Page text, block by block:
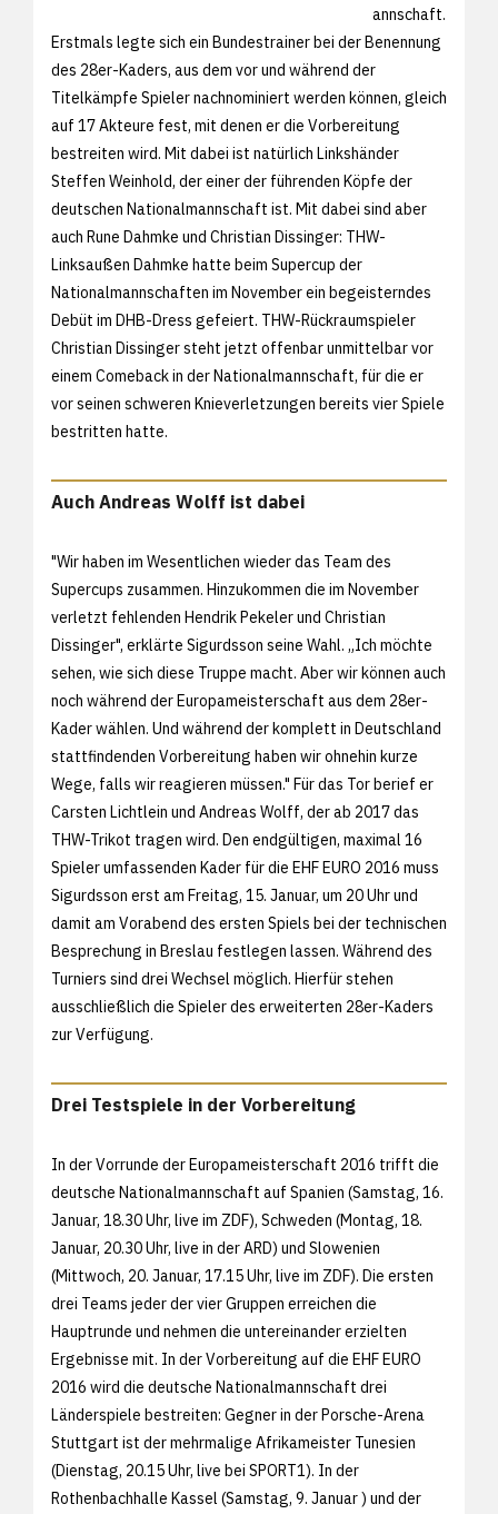
annschaft.
Erstmals legte sich ein Bundestrainer bei der Benennung
des 28er-Kaders, aus dem vor und während der
Titelkämpfe Spieler nachnominiert werden können, gleich
auf 17 Akteure fest, mit denen er die Vorbereitung
bestreiten wird. Mit dabei ist natürlich Linkshänder
Steffen Weinhold, der einer der führenden Köpfe der
deutschen Nationalmannschaft ist. Mit dabei sind aber
auch Rune Dahmke und Christian Dissinger: THW-
Linksaußen Dahmke hatte beim Supercup der
Nationalmannschaften im November ein begeisterndes
Debüt im DHB-Dress gefeiert. THW-Rückraumspieler
Christian Dissinger steht jetzt offenbar unmittelbar vor
einem Comeback in der Nationalmannschaft, für die er
vor seinen schweren Knieverletzungen bereits vier Spiele
bestritten hatte.
Auch Andreas Wolff ist dabei
"Wir haben im Wesentlichen wieder das Team des
Supercups zusammen. Hinzukommen die im November
verletzt fehlenden Hendrik Pekeler und Christian
Dissinger", erklärte Sigurdsson seine Wahl. „Ich möchte
sehen, wie sich diese Truppe macht. Aber wir können auch
noch während der Europameisterschaft aus dem 28er-
Kader wählen. Und während der komplett in Deutschland
stattfindenden Vorbereitung haben wir ohnehin kurze
Wege, falls wir reagieren müssen." Für das Tor berief er
Carsten Lichtlein und Andreas Wolff, der ab 2017 das
THW-Trikot tragen wird. Den endgültigen, maximal 16
Spieler umfassenden Kader für die EHF EURO 2016 muss
Sigurdsson erst am Freitag, 15. Januar, um 20 Uhr und
damit am Vorabend des ersten Spiels bei der technischen
Besprechung in Breslau festlegen lassen. Während des
Turniers sind drei Wechsel möglich. Hierfür stehen
ausschließlich die Spieler des erweiterten 28er-Kaders
zur Verfügung.
Drei Testspiele in der Vorbereitung
In der Vorrunde der Europameisterschaft 2016 trifft die
deutsche Nationalmannschaft auf Spanien (Samstag, 16.
Januar, 18.30 Uhr, live im ZDF), Schweden (Montag, 18.
Januar, 20.30 Uhr, live in der ARD) und Slowenien
(Mittwoch, 20. Januar, 17.15 Uhr, live im ZDF). Die ersten
drei Teams jeder der vier Gruppen erreichen die
Hauptrunde und nehmen die untereinander erzielten
Ergebnisse mit. In der Vorbereitung auf die EHF EURO
2016 wird die deutsche Nationalmannschaft drei
Länderspiele bestreiten: Gegner in der Porsche-Arena
Stuttgart ist der mehrmalige Afrikameister Tunesien
(Dienstag, 20.15 Uhr, live bei SPORT1). In der
Rothenbachhalle Kassel (Samstag, 9. Januar ) und der